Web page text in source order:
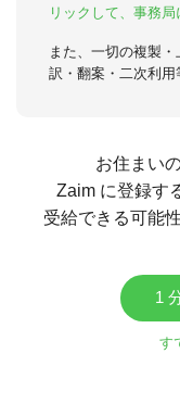
リックして、事務局
また、一切の複製
訳・翻案・二次利用
お住まい
Zaim に登録す
受給できる可能
1
す